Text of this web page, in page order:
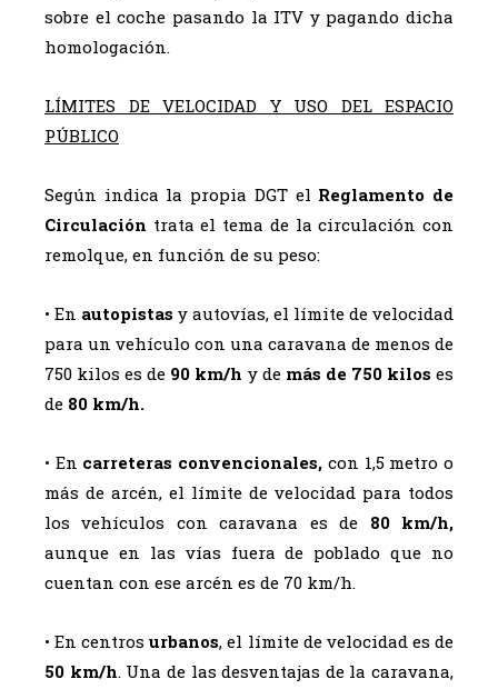
sobre el coche pasando la ITV y pagando dicha
homologación.
LÍMITES DE VELOCIDAD Y USO DEL ESPACIO
PÚBLICO
Según indica la propia DGT el Reglamento de
Circulación trata el tema de la circulación con
remolque, en función de su peso:
• En autopistas y autovías, el límite de velocidad
para un vehículo con una caravana de menos de
750 kilos es de 90 km/h y de más de 750 kilos es
de 80 km/h.
• En carreteras convencionales, con 1,5 metro o
más de arcén, el límite de velocidad para todos
los vehículos con caravana es de 80 km/h,
aunque en las vías fuera de poblado que no
cuentan con ese arcén es de 70 km/h.
• En centrosurbanos, el límite de velocidad es de
50 km/h. Una de las desventajas de la caravana,